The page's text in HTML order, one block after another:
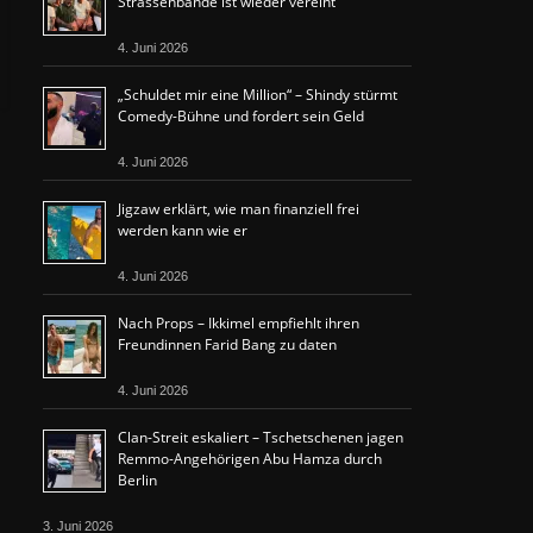
4. Juni 2026
„Schuldet mir eine Million“ – Shindy stürmt
Comedy-Bühne und fordert sein Geld
4. Juni 2026
Jigzaw erklärt, wie man finanziell frei
werden kann wie er
4. Juni 2026
Nach Props – Ikkimel empfiehlt ihren
Freundinnen Farid Bang zu daten
4. Juni 2026
Clan-Streit eskaliert – Tschetschenen jagen
Remmo-Angehörigen Abu Hamza durch
Berlin
3. Juni 2026